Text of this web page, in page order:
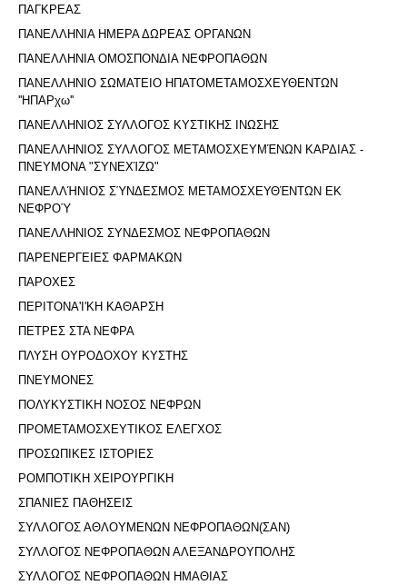
ΠΑΓΚΡΕΑΣ
ΠΑΝΕΛΛΗΝΙΑ ΗΜΕΡΑ ΔΩΡΕΑΣ ΟΡΓΑΝΩΝ
ΠΑΝΕΛΛΗΝΙΑ ΟΜΟΣΠΟΝΔΙΑ ΝΕΦΡΟΠΑΘΩΝ
ΠΑΝΕΛΛΗΝΙΟ ΣΩΜΑΤΕΙΟ ΗΠΑΤΟΜΕΤΑΜΟΣΧΕΥΘΕΝΤΩΝ
''ΗΠΑΡχω''
ΠΑΝΕΛΛΗΝΙΟΣ ΣΥΛΛΟΓΟΣ ΚΥΣΤΙΚΗΣ ΙΝΩΣΗΣ
ΠΑΝΕΛΛΗΝΙΟΣ ΣΥΛΛΟΓΟΣ ΜΕΤΑΜΟΣΧΕΥΜΈΝΩΝ ΚΑΡΔΙΑΣ -
ΠΝΕΥΜΟΝΑ "ΣΥΝΕΧΊΖΩ"
ΠΑΝΕΛΛΉΝΙΟΣ ΣΎΝΔΕΣΜΟΣ ΜΕΤΑΜΟΣΧΕΥΘΈΝΤΩΝ ΕΚ
ΝΕΦΡΟΎ
ΠΑΝΕΛΛΗΝΙΟΣ ΣΥΝΔΕΣΜΟΣ ΝΕΦΡΟΠΑΘΩΝ
ΠΑΡΕΝΕΡΓΕΙΕΣ ΦΑΡΜΑΚΩΝ
ΠΑΡΟΧΕΣ
ΠΕΡΙΤΟΝΑ'I'ΚΗ ΚΑΘΑΡΣΗ
ΠΕΤΡΕΣ ΣΤΑ ΝΕΦΡΑ
ΠΛΥΣΗ ΟΥΡΟΔΟΧΟΥ ΚΥΣΤΗΣ
ΠΝΕΥΜΟΝΕΣ
ΠΟΛΥΚΥΣΤΙΚΗ ΝΟΣΟΣ ΝΕΦΡΩΝ
ΠΡΟΜΕΤΑΜΟΣΧΕΥΤΙΚΟΣ ΕΛΕΓΧΟΣ
ΠΡΟΣΩΠΙΚΕΣ ΙΣΤΟΡΙΕΣ
ΡΟΜΠΟΤΙΚΗ ΧΕΙΡΟΥΡΓΙΚΗ
ΣΠΑΝΙΕΣ ΠΑΘΗΣΕΙΣ
ΣΥΛΛΟΓΟΣ ΑΘΛΟΥΜΕΝΩΝ ΝΕΦΡΟΠΑΘΩΝ(ΣΑΝ)
ΣΥΛΛΟΓΟΣ ΝΕΦΡΟΠΑΘΩΝ ΑΛΕΞΑΝΔΡΟΥΠΟΛΗΣ
ΣΥΛΛΟΓΟΣ ΝΕΦΡΟΠΑΘΩΝ ΗΜΑΘΙΑΣ